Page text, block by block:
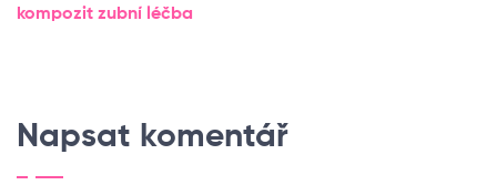
kompozit zubní léčba
Napsat komentář